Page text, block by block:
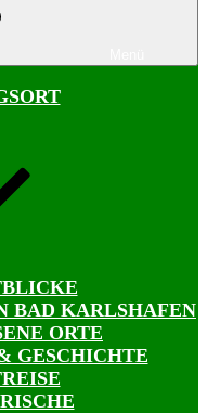
BAD KARLSHAFEN
ORTE
GESCHICHTE